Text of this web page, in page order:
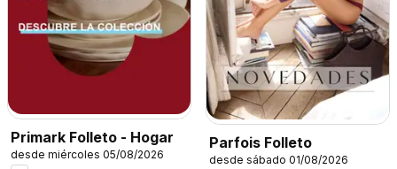
Primark Folleto - Hogar
desde miércoles 05/08/2026
Parfois Folleto
desde sábado 01/08/2026